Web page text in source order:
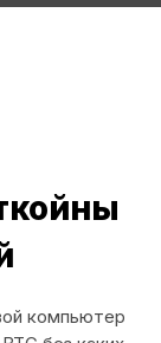
компьютер